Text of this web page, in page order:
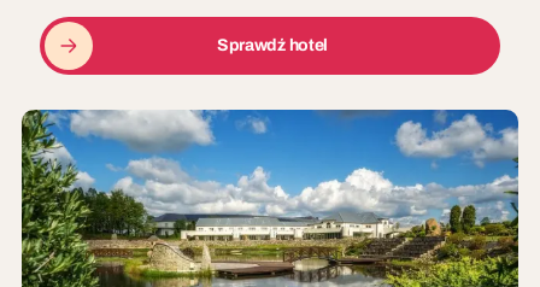
Sprawdź hotel